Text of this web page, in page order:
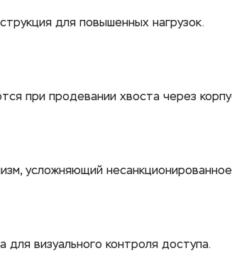
для повышенных нагрузок.
при продевании хвоста через
усложняющий
для визуального контроля доступа.